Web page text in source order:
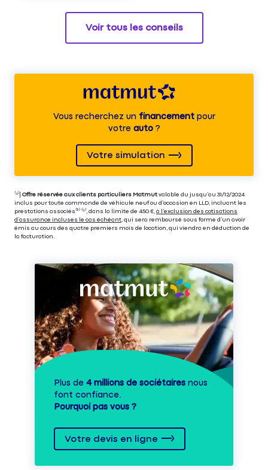
Voir tous les conseils
Vous recherchez unfinancementpour
votre auto?
Votre simulation
⁽⁴⁾| Offre réservée aux clients particuliers Matmut valable du jusqu’au 31/12/2024
inclus pour toute commande de véhicule neuf ou d’occasion en LLD, incluant les
prestations associés⁽³⁾ ⁽⁵⁾, dans la limite de 450 €, à l’exclusion des cotisations
d’assurance incluses le cas échéant, qui sera remboursé sous forme d’un avoir
émis au cours des quatre premiers mois de location, qui viendra en déduction de
la facturation.
Plus de 4 millions de sociétaires nous
font confiance.
Pourquoi pas vous ?
Votre devis en ligne